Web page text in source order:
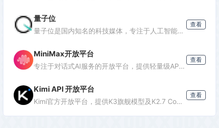
量子位
量子位是国内知名的科技媒体，专注于人工智能领域，提供最新AI资讯、行业分析和深度报道，是了解AI发展的重要窗口。
查看
MiniMax开放平台
专注于对话式AI服务的开放平台，提供轻量级API接口，支持多轮对话、文本生成等功能，适合需要快速集成对话能力的开发者。
查看
Kimi API 开放平台
Kimi官方开放平台，提供K3旗舰模型及K2.7 Code编程模型API，支持1M token上下文、联网搜索及代码执行，助力开发者高效构建智能应用。
查看